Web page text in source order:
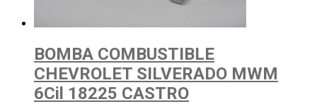
BOMBA COMBUSTIBLE
CHEVROLET SILVERADO MWM
6Cil 18225 CASTRO